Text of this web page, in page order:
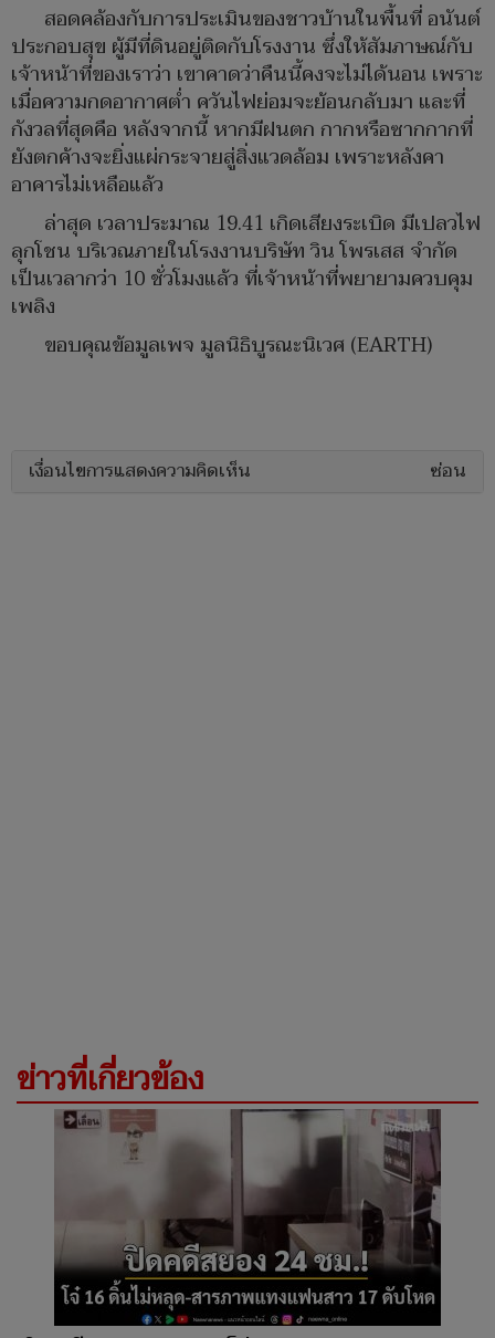
สอดคล้องกับการประเมินของชาวบ้านในพื้นที่ อนันต์
ประกอบสุข ผู้มีที่ดินอยู่ติดกับโรงงาน ซึ่งให้สัมภาษณ์กับ
เจ้าหน้าที่ของเราว่า เขาคาดว่าคืนนี้คงจะไม่ได้นอน เพราะ
เมื่อความกดอากาศต่ำ ควันไฟย่อมจะย้อนกลับมา และที่
กังวลที่สุดคือ หลังจากนี้ หากมีฝนตก กากหรือซากกากที่
ยังตกค้างจะยิ่งแผ่กระจายสู่สิ่งแวดล้อม เพราะหลังคา
อาคารไม่เหลือแล้ว
ล่าสุด เวลาประมาณ 19.41 เกิดเสียงระเบิด มีเปลวไฟ
ลุกโชน บริเวณภายในโรงงานบริษัท วิน โพรเสส จำกัด
เป็นเวลากว่า 10 ชั่วโมงแล้ว ที่เจ้าหน้าที่พยายามควบคุม
เพลิง
ขอบคุณข้อมูลเพจ มูลนิธิบูรณะนิเวศ (EARTH)
เงื่อนไขการแสดงความคิดเห็น ซ่อน
ข่าวที่เกี่ยวข้อง